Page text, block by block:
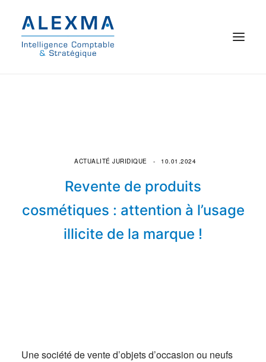
On parle de nous
Qui sommes-nous ?
© 2021 Alexma
Revente de produits
cosmétiques : attention à l’usage
illicite de la marque !
10.01.2024
ACTUALITÉ JURIDIQUE
Une société de vente d’objets d’occasion ou neufs